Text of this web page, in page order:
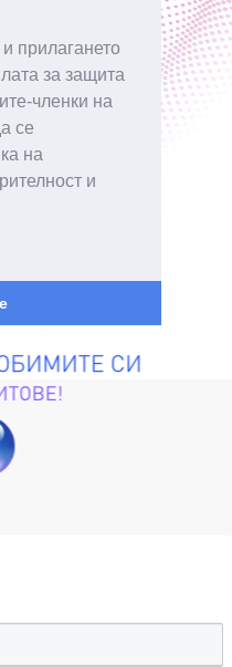
прилагането
за защита
членки на
се
на
и